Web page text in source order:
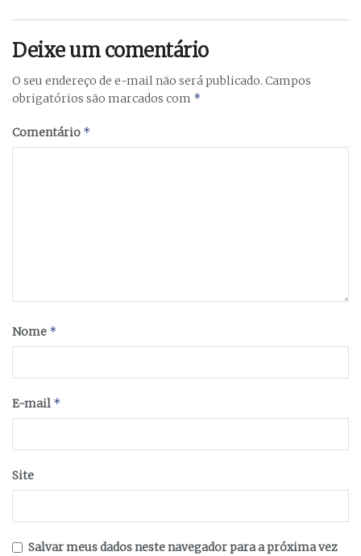
Deixe um comentário
O seu endereço de e-mail não será publicado. Campos
obrigatórios são marcados com *
Comentário *
Nome *
E-mail *
Site
Salvar meus dados neste navegador para a próxima vez